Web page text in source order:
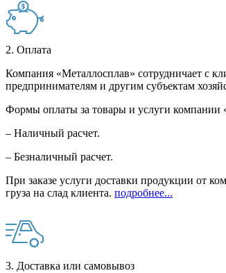
2. Оплата
Компания «Металлосплав» сотрудничает с
предпринимателям и другим субъектам
Формы оплаты за товары и услуги компании
– Наличный расчет.
– Безналичный расчет.
При заказе услуги доставки продукции от
груза на слад клиента. подробнее...
3. Доставка или самовывоз